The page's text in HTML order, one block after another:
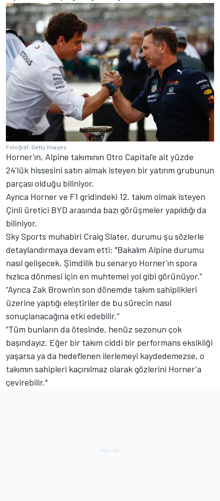
Fotoğraf: Getty Images
Horner'ın, Alpine takımının Otro Capital'e ait yüzde
24'lük hissesini satın almak isteyen bir yatırım grubunun
parçası olduğu biliniyor.
Ayrıca Horner ve F1 gridindeki 12. takım olmak isteyen
Çinli üretici BYD arasında bazı görüşmeler yapıldığı da
biliniyor.
Sky Sports muhabiri Craig Slater, durumu şu sözlerle
detaylandırmaya devam etti: "Bakalım Alpine durumu
nasıl gelişecek. Şimdilik bu senaryo Horner’ın spora
hızlıca dönmesi için en muhtemel yol gibi görünüyor.”
“Ayrıca Zak Brown'ın son dönemde takım sahiplikleri
üzerine yaptığı eleştiriler de bu sürecin nasıl
sonuçlanacağına etki edebilir.”
“Tüm bunların da ötesinde, henüz sezonun çok
başındayız. Eğer bir takım ciddi bir performans eksikliği
yaşarsa ya da hedeflenen ilerlemeyi kaydedemezse, o
takımın sahipleri kaçınılmaz olarak gözlerini Horner'a
çevirebilir."